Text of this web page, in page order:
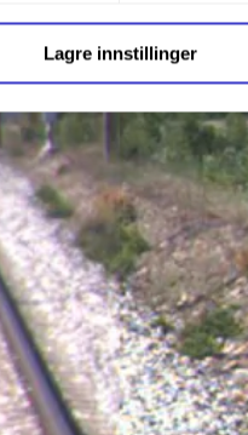
og annen
(Cookies)
Lagre innstillinger